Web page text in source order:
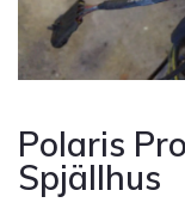
Polaris
Spjällhus